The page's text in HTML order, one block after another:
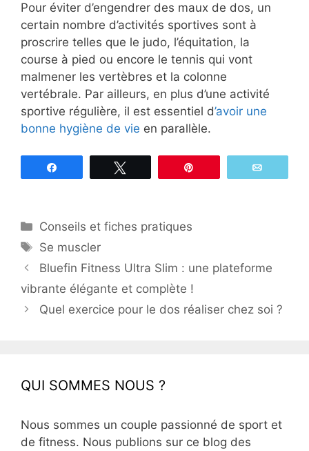
Pour éviter d’engendrer des maux de dos, un
certain nombre d’activités sportives sont à
proscrire telles que le judo, l’équitation, la
course à pied ou encore le tennis qui vont
malmener les vertèbres et la colonne
vertébrale. Par ailleurs, en plus d’une activité
sportive régulière, il est essentiel d’avoir une
bonne hygiène de vie en parallèle.
Catégories
Conseils et fiches pratiques
Étiquettes
Se muscler
Bluefin Fitness Ultra Slim : une plateforme
vibrante élégante et complète !
Quel exercice pour le dos réaliser chez soi ?
QUI SOMMES NOUS ?
Nous sommes un couple passionné de sport et
de fitness. Nous publions sur ce blog des